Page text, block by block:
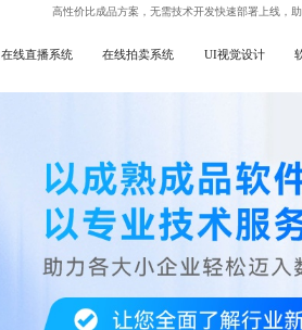
高性价比成品方案，无需技术开发快速部署上线，
在线直播系统 在线拍卖系统 UI视觉设计